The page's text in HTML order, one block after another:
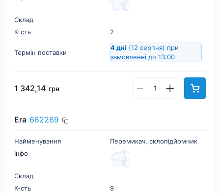
Склад
К-cть
2
Термін поставки
4 дні (12 серпня) при
замовленні до 13:00
1 342,14 грн
Era 662269
Найменування
Перемикач, склопідйомник
Інфо
Склад
К-cть
9